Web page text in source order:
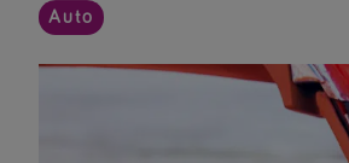
Auto